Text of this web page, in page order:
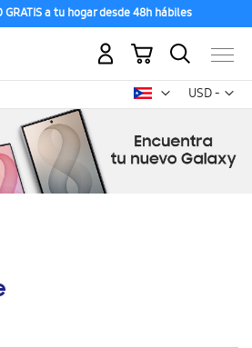
GRATIS a tu hogar desde 48h hábiles
USD -
dólar
Mi carrito